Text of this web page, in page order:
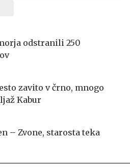
odstranili 250
zavito v črno, mnogo
Kabur
– Zvone, starosta teka